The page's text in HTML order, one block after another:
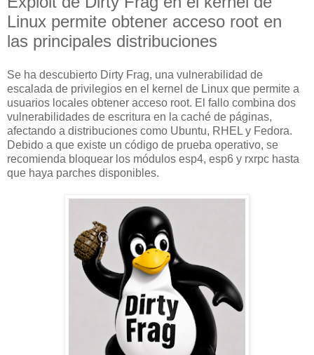
Linux permite obtener acceso root en
las principales distribuciones
Se ha descubierto Dirty Frag, una vulnerabilidad de
escalada de privilegios en el kernel de Linux que permite a
usuarios locales obtener acceso root. El fallo combina dos
vulnerabilidades de escritura en la caché de páginas,
afectando a distribuciones como Ubuntu, RHEL y Fedora.
Debido a que existe un código de prueba operativo, se
recomienda bloquear los módulos esp4, esp6 y rxrpc hasta
que haya parches disponibles.